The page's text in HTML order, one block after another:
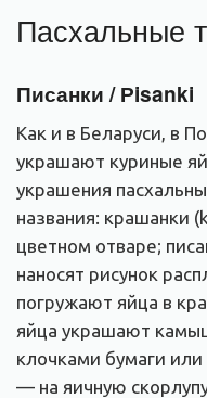
Пасхальные
Писанки / Рisanki
Как и в Беларуси, в
украшают куриные
украшения
названия: крашанки
цветном отваре;
наносят рисунок
погружают яйца в
яйца украшают
клочками бумаги или
— на яичную